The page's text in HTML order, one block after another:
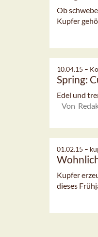
Ob
Kupfer
10.04.15 –
Spring:
Edel und
Von
01.02.15 –
Kupfer
dieses